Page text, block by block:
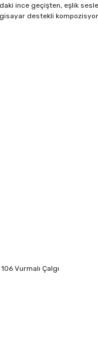
ince geçişten, eşlik
destekli
Vurmalı Çalgı